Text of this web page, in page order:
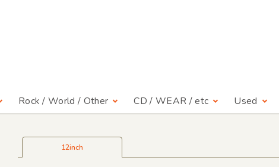
Rock / World / Other CD / WEAR / etc Used
12inch